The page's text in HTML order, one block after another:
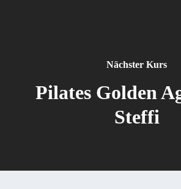
Nächster Kurs
Pilates Golden
Steffi